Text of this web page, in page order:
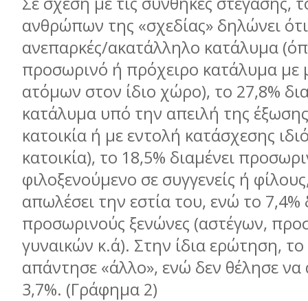
ανθρώπων της «σχεδίας» δηλώνει
ανεπαρκές/ακατάλληλο κατάλυμα
προσωρινό ή πρόχειρο κατάλυμα με
ατόμων στον ίδιο χώρο), το 27,8%
κατάλυμα υπό την απειλή της
κατοικία ή με εντολή κατάσχεσης
κατοικία), το 18,5% διαμένει
φιλοξενούμενο σε συγγενείς ή
απωλέσει την εστία του, ενώ το 7,4%
προσωρινούς ξενώνες (αστέγων,
γυναικών κ.ά). Στην ίδια ερώτηση, το
απάντησε «άλλο», ενώ δεν θέλησε να
3,7%. (Γράφημα 2)